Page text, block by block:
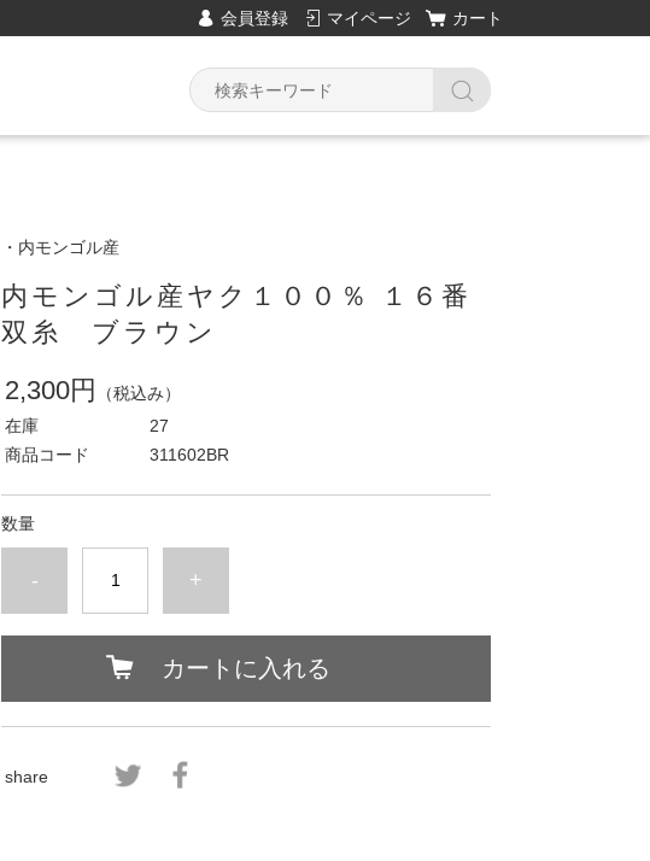
会員登録 マイページ カート
・内モンゴル産
内モンゴル産ヤク１００％ １６番
双糸 ブラウン
2,300円
（税込み）
在庫
27
商品コード
311602BR
数量
- +
カートに入れる
share